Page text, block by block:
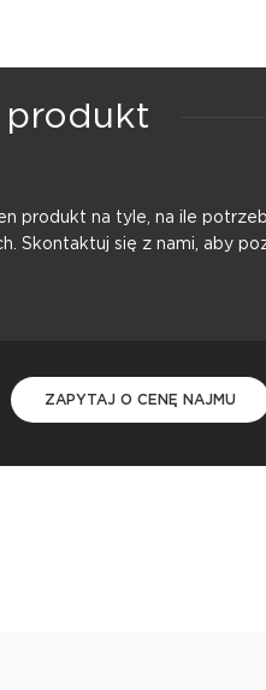
produkt na tyle, na ile
Skontaktuj się z nami, aby
ZAPYTAJ O CENĘ NAJMU